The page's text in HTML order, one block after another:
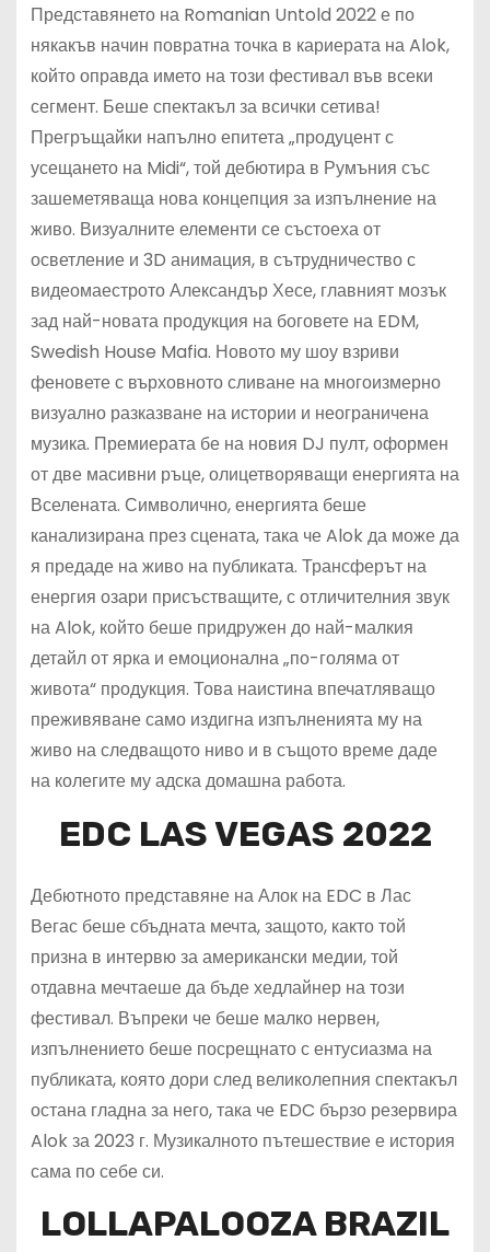
Представянето на Romanian Untold 2022 е по
някакъв начин повратна точка в кариерата на Alok,
който оправда името на този фестивал във всеки
сегмент. Беше спектакъл за всички сетива!
Прегръщайки напълно епитета „продуцент с
усещането на Midi“, той дебютира в Румъния със
зашеметяваща нова концепция за изпълнение на
живо. Визуалните елементи се състоеха от
осветление и 3D анимация, в сътрудничество с
видеомаестрото Александър Хесе, главният мозък
зад най-новата продукция на боговете на EDM,
Swedish House Mafia. Новото му шоу взриви
феновете с върховното сливане на многоизмерно
визуално разказване на истории и неограничена
музика. Премиерата бе на новия DJ пулт, оформен
от две масивни ръце, олицетворяващи енергията на
Вселената. Символично, енергията беше
канализирана през сцената, така че Alok да може да
я предаде на живо на публиката. Трансферът на
енергия озари присъстващите, с отличителния звук
на Alok, който беше придружен до най-малкия
детайл от ярка и емоционална „по-голяма от
живота“ продукция. Това наистина впечатляващо
преживяване само издигна изпълненията му на
живо на следващото ниво и в същото време даде
на колегите му адска домашна работа.
EDC LAS VEGAS 2022
Дебютното представяне на Алок на EDC в Лас
Вегас беше сбъдната мечта, защото, както той
призна в интервю за американски медии, той
отдавна мечтаеше да бъде хедлайнер на този
фестивал. Въпреки че беше малко нервен,
изпълнението беше посрещнато с ентусиазма на
публиката, която дори след великолепния спектакъл
остана гладна за него, така че EDC бързо резервира
Alok за 2023 г. Музикалното пътешествие е история
сама по себе си.
LOLLAPALOOZA BRAZIL